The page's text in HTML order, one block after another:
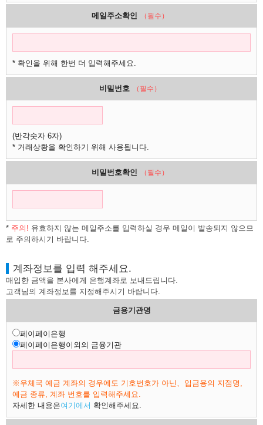
메일주소확인 （필수）
* 확인을 위해 한번 더 입력해주세요.
비밀번호 （필수）
(반각숫자 6자)
* 거래상황을 확인하기 위해 사용됩니다.
비밀번호확인 （필수）
* 주의! 유효하지 않는 메일주소를 입력하실 경우 메일이 발송되지 않으므
로 주의하시기 바랍니다.
계좌정보를 입력 해주세요.
매입한 금액을 본사에게 은행계좌로 보내드립니다.
고객님의 계좌정보를 지정해주시기 바랍니다.
금용기관명
페이페이은행
페이페이은행이외의 금융기관
※우체국 예금 계좌의 경우에도 기호번호가 아닌、입금용의 지점명,
예금 종류, 계좌 번호를 입력해주세요.
자세한 내용은여기에서 확인해주세요.